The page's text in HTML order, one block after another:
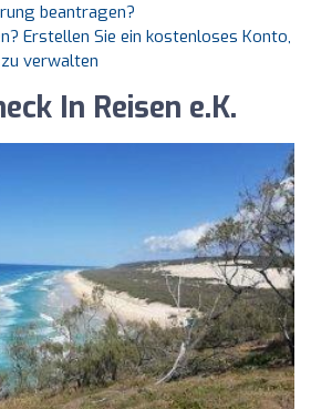
beantragen?
Erstellen Sie ein kostenloses Konto,
verwalten
In Reisen e.K.